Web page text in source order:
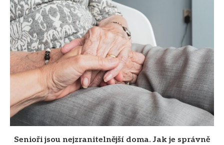
Senioři jsou nejzranitelnější doma. Jak je správně